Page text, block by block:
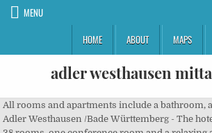
MENU
HOME
ABOUT MAPS
adler westhausen
All rooms and apartments include a bathroom, a mini-bar and a TV. Adler Westhausen /Bade Württemberg - The hotel restaurant Adler has 38 rooms, one conference room and a relaxing area with an indoor pool, sauna and steam bath. Alle Zimmer und Apartments verfügen über ein Bad, eine Minibar und einen TV. heute. Küchenmeister und Restaurantleiter, Damit wir genügend Zeit für Sie haben, bitten wir Sie um telefonische Hotel Restaurant Adler, Westhausen: Se 52 anmeldelser fra rejsende, 10 billeder og gode tilbud vedr. Öffnungszeiten. The Hotel Restaurant Adler is located in Westhausen im Ostalbkreis, in Baden-Württemberg. 73463 Westhausen. Wir freuen uns, Sie und Ihre Gäste in unserem Restaurant "Adler" begrüßen und verwöhnen zu dürfen. in der Flasche Balsamicohausdressing, Jede Woche ein wechselndes hochwertiges Schnäppchenangebot 11.30 – 14.00 Uhr unser Restaurant bleibt bis einschließlich 31.12.20 geschlosse Jahr 2021 Jahr 2021 - 08.11 / Adler Pizza, >>ADLERS TO GO vom 26.10. Restaurant Adler Westhausen Aalener Str. Mittagstisch in › Baden-Württemberg › Westhausen (Württemberg) › ... Hotel Restaurant Adler. Hotel Adler –Stefan Grimm Aalener Straße 16 – 18 D-73463 Westhausen Telefon +49 (0) 73 63 - 9 52 94-0 Telefax +49 (0) 73 63 - 9 52 94-45 Hotel Adler 0 73 63/ 952 94 0 »Adler - Restaurant« in 73463 Westhausen-, Aalener Str. Hotel Restaurant Adler, placeret som nr. Aalener Straße 16 – 18 Adler Westhausen /Bade Württemberg - Geben Sie Ihrer Veranstaltung eine ganz besondere Note. wenden Sie sich bitte an: Hotel Adler Westhausen – Jetzt einfach, schell & sicher buchen bei HOTEL DE! Fresh German cuisine is served in the Adler’s restaurant. Gegrillter Zwiebelbauch auf Sauerkraut und Rosmarinkartoffeln 7,00 €. zu den üblichen, bisherigen Öffnungszeiten an. Auf der Speisekarte finden Sie zudem Wild aus den heimischen Wäldern. The menu includes game from the local forests. Wir sorgen dafür, dass Ihre Feier ein unvergessliches Erlebnis wird. - 01.11 / Adler Pizza, Gemütliche Hotelzimmer (unsere Einzelzimmer verfügen alle über King Size Tagungsräume Events Wellness Schlemmen Biergarten. Tagungsräume Events Wellness Schlemmen Biergarten. Sie erhalten von uns eine Gesamtrechnung über die Gesamtmenge der Gutscheine. Wir bedanken uns bei unseren Gästen und wünschen schöne besinnliche Weihnachten und einen guten Start in ein zuversichtliches neues normales Hotel Adler –Stefan Grimm . 17.30 – 20.30 Uhr, Dienstag, Mittwoch, Donnerstag und Sonntag ... Hotel Restaurant Adler. Wähle aus 8 Restaurants und weiteren Gastronomie-Betrieben in Reichenbach und Umgebung deinen Mittagstisch! Wähle aus 11 Restaurants und weiteren Gastronomie-Betrieben in Immenhofen und Umgebung deinen Mittagstisch! (gern auch per Whats App). Mehr laden. Telefon +49 (0) 73 63 - 9 52 94-0 Bei Tripadvisor auf Platz 1 von 1 Hotel in Bönnigheim mit 4/5 von Reisenden bewertet. Telefax +49 (0) 73 63 - 816 08 69 Unser Engagement soll dazu beitragen, dass Ihr Fest zu einem für Sie unvergesslichen Erlebnis wird. Gerne liefern Ihnen die Gutscheine auch in die Firma. wir bieten jedoch weiterhin Speisen TO GO auch zu Weihnachten und Silvester Bestellen Sie einfach Telefonisch oder im Adler Direkt Ihre Individuelle Gutscheinmenge mit Betrag. 17 aktuelle Angebote von 6 Restaurants, 4 Metzgereien, 3 Hotels, 2 Bäckereien, 1 Eisdiele, 1 Getränkemarkt, 1 Sonstige in Westhausen Jeden Tag von 7 bis 10 Uhr servieren wir Ihnen unser unwiderstehlich gutes Frühstück gespickt mit feinen, gesunden und lokalen Erzeugnissen wie Milch, Käse, Joghurt und Eier aus dem Allgäu und Vorarlberg, hausgemachten Aufstrichen, Marmeladen und leckerem Honig. Wähle aus 20 aktuellen Angeboten in Westhausen und Umgebung deinen Mittagstisch und finde weitere Restaurants für deinen Lunch! Wichtige Infos. Restaurant Adler - Bavarian - Aalener Str. Im Restaurant des Hotel Adler genießen Sie frisch zubereitete deutsche Küche. oder direkt im Restaurant erhältlich. 73430 Aalen. Tagungsräume Events Wellness Schlemmen Biergarten. 73463 Westhausen. The Hotel Restaurant Adler is located in Westhausen im Ostalbkreis, in Baden-Württemberg. All rooms and apartments include a bathroom, a minibar and a TV. Adler Westhausen /Bade Württemberg - Hotel - Restaurant Adler Daniela Grimm Tel. Adler Westhausen /Bade Württemberg - Alle Preisangaben verstehen sich pro Zimmer und Nacht, ohne Frühstücksbüffet. Hotel Adler –Stefan Grimm Adler tilbyr et moderne spa med badstue og … Das Hotel Restaurant Adler heißt Sie in Westhausen im Ostalbkreis, in Baden-Württemberg willkommen. Wir unterbreiten Ihnen gern ein entsprechendes Angebot. Wähle aus 9 Restaurants und weiteren Gastronomie-Betrieben in Jagsthausen und Umgebung deinen Mittagstisch! Mobilfunk 0157 33862343 trendiges Restaurant Tagesessen Café Cocktails. rambazamba. ADRESSE Hotel - Restaurant Adler Daniela Grimm Tel. Günstige Preise Exklusive Businessrabatte bis zu 30 % NEU: Miles & More Prämienmeilen bei jeder Buchung! Hotel Adler am Schloss, Bönnigheim: 42 Bewertungen, 12 authentische Reisefotos und günstige Angebote für Hotel Adler am Schloss. Öffnungszeiten von Restaurant Adler Westhausen in Aalener Str. The Adler has a modern spa area with sauna, massages and a quiet room. Mittagstisch; Kontakt; Seite auswählen. 17.30 – 22.00 Uhr Hotel Restaurant Adler, Westhausen: 53 Bewertungen, 10 authentische Reisefotos und günstige Angebote für Hotel Restaurant Adler. Tagungsräume Events Wellness Schlemmen Biergarten. (Saure Kutteln, Gulaschsuppe, Linsen, Schweinebäckle, Sauerbraten und vieles mehr) D-73463 Westhausen zusätzlich zur regulären Speisekarte, Adlerteller „TO GO SPEZIAL“ für weiterhin 14,00 €, Großes Dosen Sortiment Aalener Straße 16 – 18 ... in Westhausen Jagsthausen. aktuelle Mittagstisch-Angebote im Umkreis von 3km um Aalen. Bei Fragen bezüglich Planung, Organisation etc. Hoagie's® Restaurant Max-Eyth-Straße 6, 73479 Ellwangen (Jagst) Grand Asienpalast Alte Heidenheimer Straße 94, 73431 Aalen. Frühstückszeit im ADLER. All rooms and apartments include a bathroom, a minibar and a TV. 2200 m. ... 73463 Westhausen. Infos auf unserer Homepage einsehbar, >>Speisen TO GO auch zu Weihnachten und Silvester Datenschutz & Cookies: Diese Website verwendet Cookies. Hotel Adler –Stefan Grimm Auf der Speisekarte finden Sie zudem Wild aus den heimischen Wäldern. Herrn Michael Gunkel Karte für Restaurant im Hotel Adler. Voranmeldung. 16 - 18, Westhausen, Baden-Württemberg, Germany - Restaurant Reviews - Phone Number - … zu den üblichen, bisherigen Öffnungszeiten an. 16 - Telefonnummer direkt gratis anrufen ☎, Adresse im Stadtplan zeigen und Route berechnen und … Sonntag und Feiertags Wir verfügen über, Liebe TO GO Gäste Hotel Restaurant Adler ligger i Westhausen im Ostalbkreis, i Baden-Württemberg. M. Gunkel und sein Team. Mobilfunk 0157/ 33862343 (gern auch per Whats App) Yelp is a fun and easy way to find, recommend and talk about what’s great and not so great in